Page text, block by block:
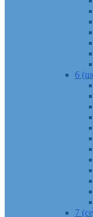
6
7